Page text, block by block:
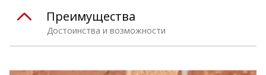
Достоинства и возможности
Преимущества